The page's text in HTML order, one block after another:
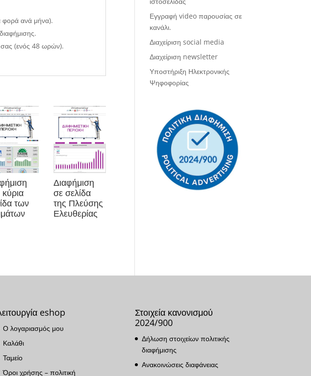
φορά ανά μήνα).
(ενός 48 ωρών).
των
Διαφήμιση
σε σελίδα
της Πλεύσης
Ελευθερίας
Εγγραφή video παρουσίας σε
κανάλι.
Διαχείριση social media
Διαχείριση newsletter
Υποστήριξη Ηλεκτρονικής
Ψηφοφορίας
eshop
Ο λογαριασμός μου
Καλάθι
Ταμείο
Όροι χρήσης – πολιτική
Στοιχεία κανονισμού
2024/900
Δήλωση στοιχείων πολιτικής
διαφήμισης
Ανακοινώσεις διαφάνειας